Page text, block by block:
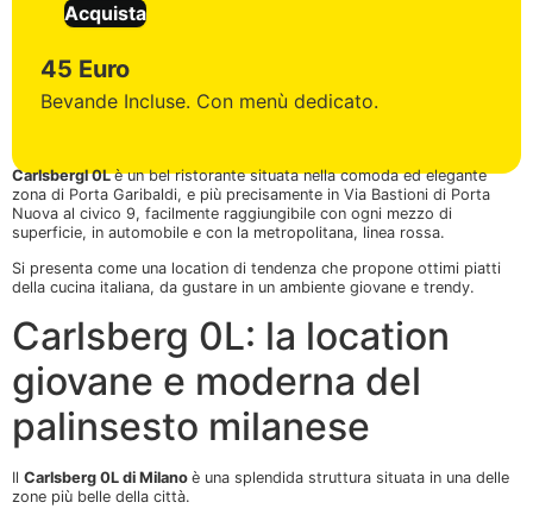
Acquista
45 Euro
Bevande Incluse. Con menù dedicato.
Carlsbergl 0Lè un bel ristorante situata nella comoda ed elegante
zona di Porta Garibaldi, e più precisamente in Via Bastioni di Porta
Nuova al civico 9, facilmente raggiungibile con ogni mezzo di
superficie, in automobile e con la metropolitana, linea rossa.
Si presenta come una location di tendenza che propone ottimi piatti
della cucina italiana, da gustare in un ambiente giovane e trendy.
Carlsberg 0L: la location
giovane e moderna del
palinsesto milanese
Il Carlsberg 0L di Milano è una splendida struttura situata in una delle
zone più belle della città.